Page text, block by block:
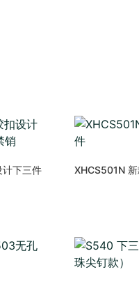
下三件 XHCS501N